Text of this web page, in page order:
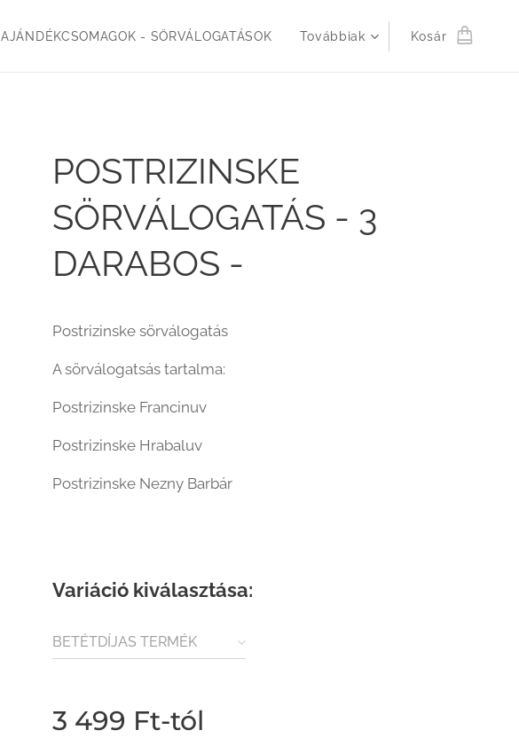
AJÁNDÉKCSOMAGOK - SÖRVÁLOGATÁSOK Továbbiak Kosár
POSTRIZINSKE
SÖRVÁLOGATÁS - 3
DARABOS -
Postrizinske sörválogatás
A sörválogatsás tartalma:
Postrizinske Francinuv
Postrizinske Hrabaluv
Postrizinske Nezny Barbár
Variáció kiválasztása:
BETÉTDÍJAS TERMÉK
3 499 Ft-tól